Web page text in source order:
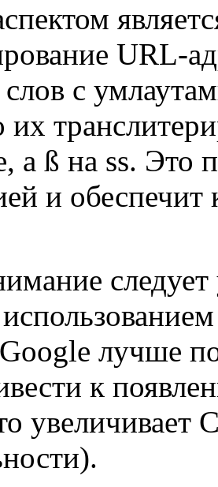
URL-
с
их
а ß на ss. Это
и обеспечит
лучше
к
увеличивает